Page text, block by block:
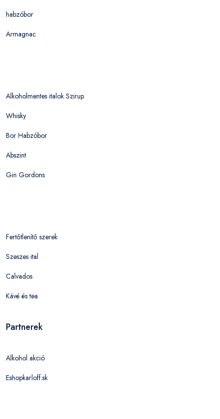
habzóbor
Armagnac
Alkoholmentes italok Szirup
Whisky
Bor Habzóbor
Abszint
Gin Gordons
Fertőtlenítő szerek
Szeszes ital
Calvados
Kávé és tea
Partnerek
Alkohol akció
Eshopkarloff.sk